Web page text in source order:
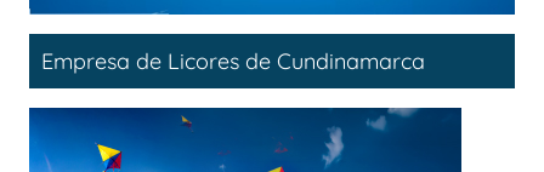
Empresa de Licores de Cundinamarca